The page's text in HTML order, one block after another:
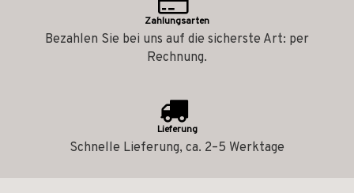
Zahlungsarten
Bezahlen Sie bei uns auf die sicherste Art: per
Rechnung.
Lieferung
Schnelle Lieferung, ca. 2–5 Werktage